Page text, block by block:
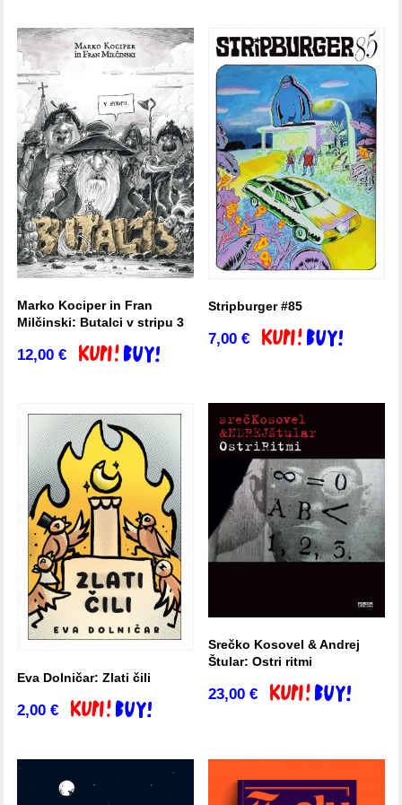
Marko Kociper in Fran
Milčinski: Butalci v stripu 3
12,00€ Dodaj v košarico
Stripburger #85
7,00€ Dodaj v košarico
Eva Dolničar: Zlati čili
2,00€ Dodaj v košarico
Srečko Kosovel & Andrej
Štular: Ostri ritmi
23,00€ Dodaj v košarico